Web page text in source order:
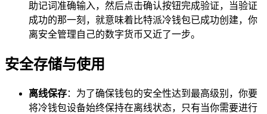
助记词准确输入，然后点击确认按钮完成验证，当验证
成功的那一刻，就意味着比特派冷钱包已成功创建，你
离安全管理自己的数字货币又近了一步。
安全存储与使用
离线保存：为了确保钱包的安全性达到最高级别，你要
将冷钱包设备始终保持在离线状态，只有当你需要进行